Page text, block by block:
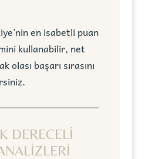
en isabetli puan
kullanabilir, net
başarı sırasını
DERECELİ